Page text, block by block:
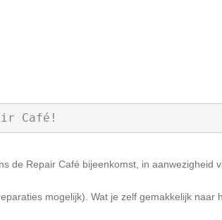
bij het Repair Café!
de Repair Café bijeenkomst, in aanwezigheid
mogelijk). Wat je zelf gemakkelijk naar